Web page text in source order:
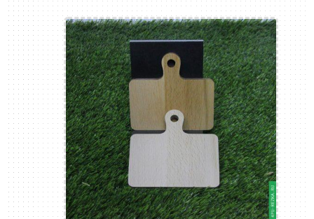
READ MORE